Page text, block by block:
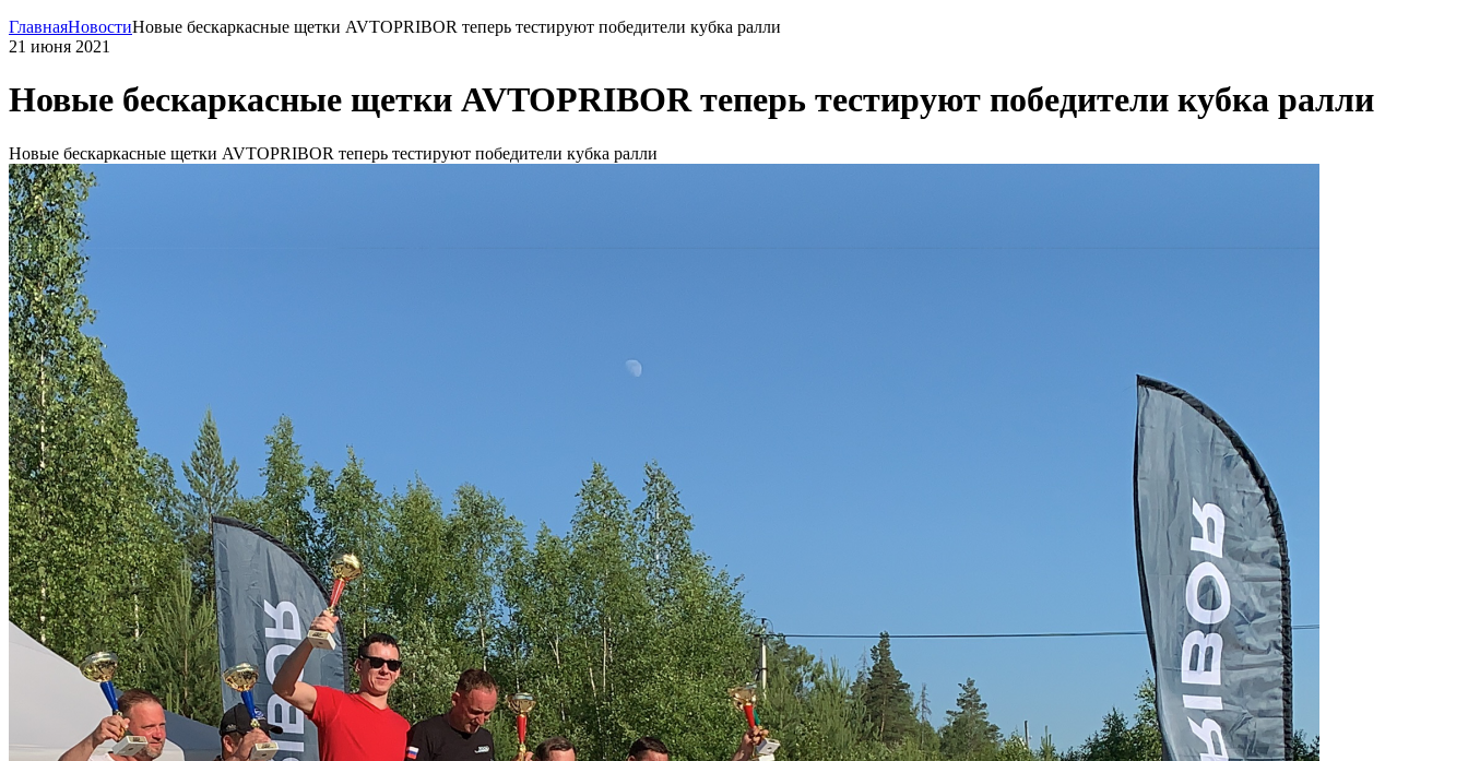
ГлавнаяНовостиНовые бескаркасные щетки AVTOPRIBOR теперь тестируют победители кубка ралли
21 июня 2021
Новые бескаркасные щетки AVTOPRIBOR теперь тестируют победители кубка ралли
Новые бескаркасные щетки AVTOPRIBOR теперь тестируют победители кубка ралли